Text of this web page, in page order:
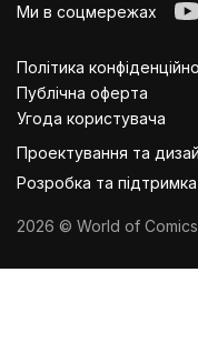
Ми в соцмережах
Політика
Публiчна оферта
Угода користувача
Проектування та
Розробка та підтримка
2026 © World of